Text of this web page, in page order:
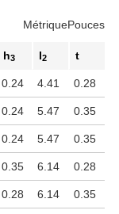
MétriquePouces
h3 l2 t
0.24 4.41 0.28
0.24 5.47 0.35
0.24 5.47 0.35
0.35 6.14 0.28
0.28 6.14 0.35